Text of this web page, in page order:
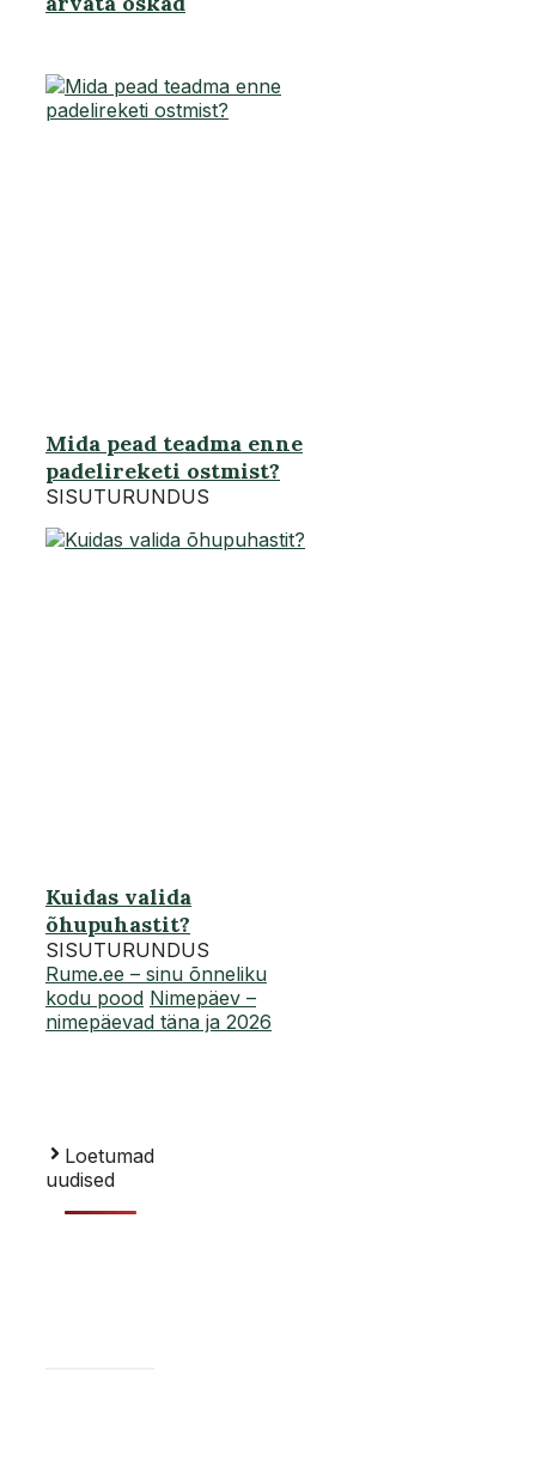
Mida pead teadma enne
padelireketi ostmist?
SISUTURUNDUS
Kuidas valida
õhupuhastit?
SISUTURUNDUS
Rume.ee – sinu õnneliku
kodu pood Nimepäev –
nimepäevad täna ja 2026
Loetumad
uudised